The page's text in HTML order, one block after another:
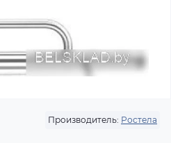
Производитель: Ростела